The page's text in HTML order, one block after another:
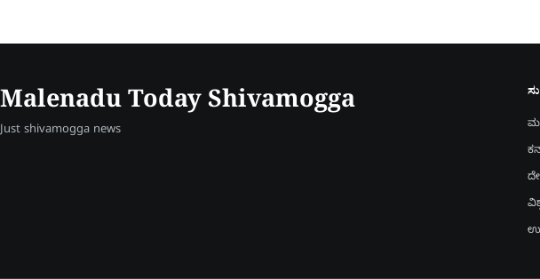
Malenadu Today Shivamogga
Just shivamogga news